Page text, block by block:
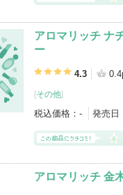
アロマリッチ ナ
ー
4.3
[その他]
税込価格： - 発売日
アロマリッチ 金